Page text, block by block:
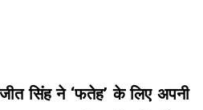
सिंह ने ‘फतेह’ के लिए अपनी